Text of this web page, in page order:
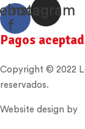
f
Instagram
Pagos
Copyright © 2022
reservados.
Website design by